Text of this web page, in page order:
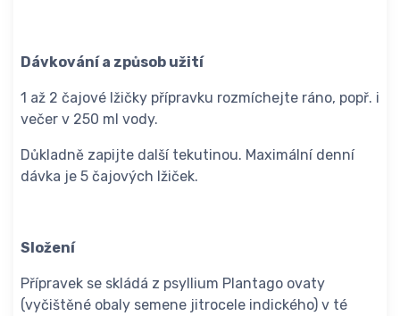
Dávkování a způsob užití
1 až 2 čajové lžičky přípravku rozmíchejte ráno, popř. i
večer v 250 ml vody.
Důkladně zapijte další tekutinou. Maximální denní
dávka je 5 čajových lžiček.
Složení
Přípravek se skládá z psyllium Plantago ovaty
(vyčištěné obaly semene jitrocele indického) v té